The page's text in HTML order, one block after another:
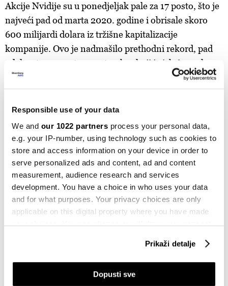
Responsible use of your data
We and our 1022 partners process your personal data,
e.g. your IP-number, using technology such as cookies to
store and access information on your device in order to
serve personalized ads and content, ad and content
measurement, audience research and services
development. You have a choice in who uses your data
and for what purposes. Your privacy choices are only
applicable on this digital property where you have made
your choices. You can change or withdraw your consent
If you allow, we would also like to:
Prikaži detalje
Dopusti sve
AkcijeNvidije su u ponedjeljak pale za 17 posto, što je
najveći pad od marta 2020. godine i obrisale skoro
600 milijardi dolara iz tržišne kapitalizacije
kompanije. Ovo je nadmašilo prethodni rekord, pad
od devet procenata u septembru koji je izbrisao oko
279 milijardi dolara i predstavlja najveći pad u historiji
američkog tržišta akcija.
Pogledajtešta se to još čitalo:
KlimatskizaokretSAD-a:Hoćeli Trumpovaodluka
promijenitisvijet
Srbija bezpremijera, Vučevićpodnioostavku
Nvidia ufokusu: Je lisadapravitrenutakzaulaganje?
najavionove
proizvode